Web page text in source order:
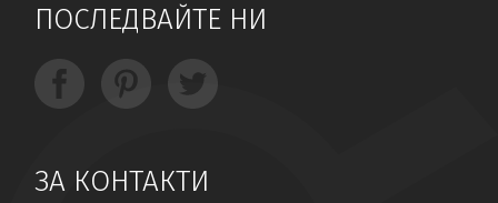
ПОСЛЕДВАЙТЕ НИ
ЗА КОНТАКТИ